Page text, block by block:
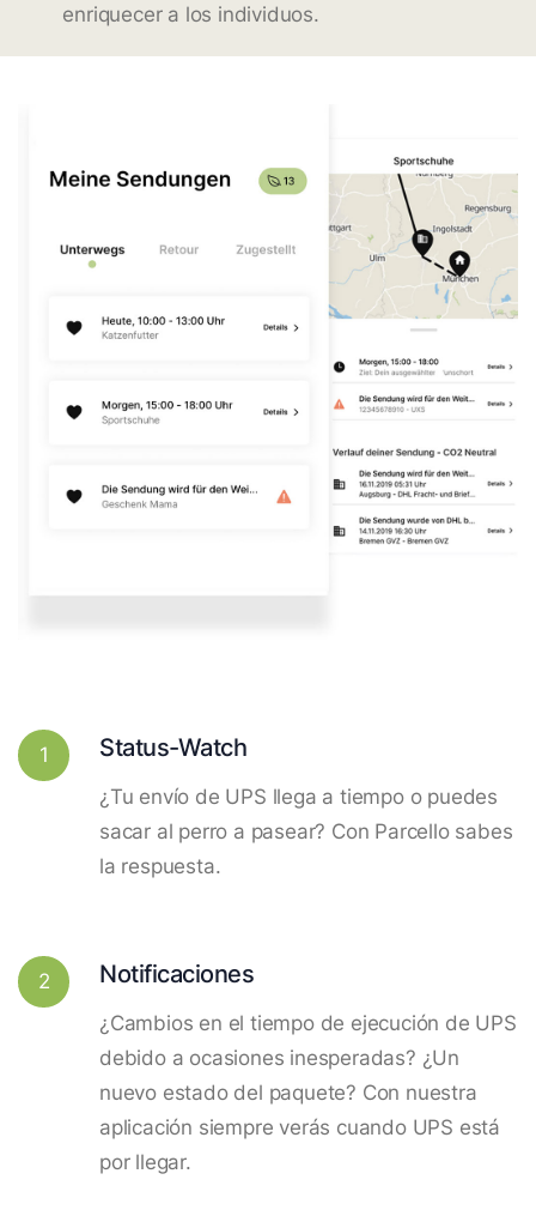
enriquecer a los individuos.
1 Status-Watch
¿Tu envío de UPS llega a tiempo o puedes
sacar al perro a pasear? Con Parcello sabes
la respuesta.
2 Notificaciones
¿Cambios en el tiempo de ejecución de UPS
debido a ocasiones inesperadas? ¿Un
nuevo estado del paquete? Con nuestra
aplicación siempre verás cuando UPS está
por llegar.